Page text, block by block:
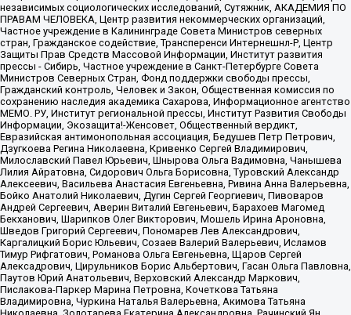
независимых социологических исследований, Сутяжник, АКАДЕМИЯ ПО
ПРАВАМ ЧЕЛОВЕКА, Центр развития некоммерческих организаций,
Частное учреждение в Калининграде Совета Министров северных
стран, Гражданское содействие, Трансперенси Интернешнл-Р, Центр
Защиты Прав Средств Массовой Информации, Институт развития
прессы - Сибирь, Частное учреждение в Санкт-Петербурге Совета
Министров Северных Стран, Фонд поддержки свободы прессы,
Гражданский контроль, Человек и Закон, Общественная комиссия по
сохранению наследия академика Сахарова, Информационное агентство
МЕМО. РУ, Институт региональной прессы, Институт Развития Свободы
Информации, Экозащита!-Женсовет, Общественный вердикт,
Евразийская антимонопольная ассоциация, Бедушев Петр Петрович,
Дзугкоева Регина Николаевна, Кривенко Сергей Владимирович,
Милославский Павел Юрьевич, Шнырова Ольга Вадимовна, Чанышева
Лилия Айратовна, Сидорович Ольга Борисовна, Туровский Александр
Алексеевич, Васильева Анастасия Евгеньевна, Ривина Анна Валерьевна,
Бойко Анатолий Николаевич, Дугин Сергей Георгиевич, Пивоваров
Андрей Сергеевич, Аверин Виталий Евгеньевич, Барахоев Магомед
Бекханович, Шарипков Олег Викторович, Мошель Ирина Ароновна,
Шведов Григорий Сергеевич, Пономарев Лев Александрович,
Каргалицкий Борис Юльевич, Созаев Валерий Валерьевич, Исламов
Тимур Рифгатович, Романова Ольга Евгеньевна, Щаров Сергей
Алексадрович, Цирульников Борис Альбертович, Гасан Ольга Павловна,
Паутов Юрий Анатольевич, Верховский Александр Маркович,
Пислакова-Паркер Марина Петровна, Кочеткова Татьяна
Владимировна, Чуркина Наталья Валерьевна, Акимова Татьяна